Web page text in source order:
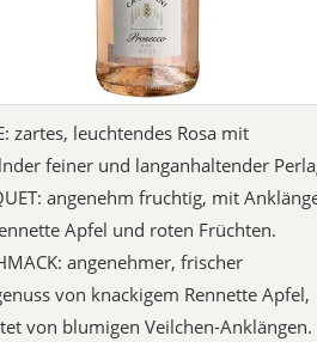
zartes, leuchtendes Rosa mit
feiner und langanhaltender
angenehm fruchtig, mit
Apfel und roten Früchten.
angenehmer, frischer
von knackigem Rennette Apfel,
von blumigen Veilchen-Anklängen.